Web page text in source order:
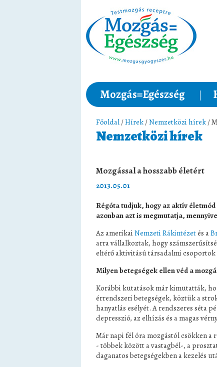
Mozgás=Egészség
Főoldal /Hírek /Nemzetközi hírek /
Nemzetközi hírek
Mozgással a hosszabb életért
2013.05.01
Régóta tudjuk, hogy az aktív
azonban azt is megmutatja,
Az amerikai Nemzeti Rákintézetés a
arra vállalkoztak, hogy
eltérő aktivitású társadalmi csoportok
Milyen betegségek ellen véd a
Korábbi kutatások már kimutatták,
érrendszeri betegségek, köztük a
hanyatlás esélyét. A rendszeres séta
depresszió, az elhízás és a magas
Már napi fél óra mozgástól csökken a
- többek között a vastagbél-, a
daganatos betegségekben a kezelés